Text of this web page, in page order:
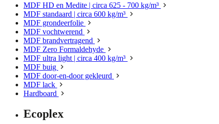
MDF HD en Medite | circa 625 - 700 kg/m³
MDF standaard | circa 600 kg/m³
MDF grondeerfolie
MDF vochtwerend
MDF brandvertragend
MDF Zero Formaldehyde
MDF ultra light | circa 400 kg/m³
MDF buig
MDF door-en-door gekleurd
MDF lack
Hardboard
Ecoplex